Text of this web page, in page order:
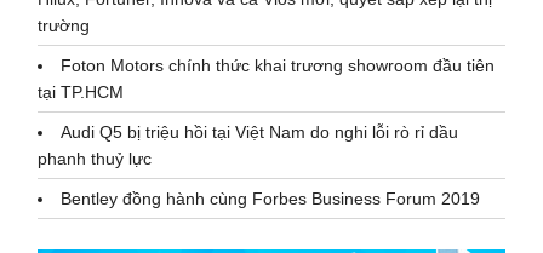
trường
Foton Motors chính thức khai trương showroom đầu tiên
tại TP.HCM
Audi Q5 bị triệu hồi tại Việt Nam do nghi lỗi rò rỉ dầu
phanh thuỷ lực
Bentley đồng hành cùng Forbes Business Forum 2019